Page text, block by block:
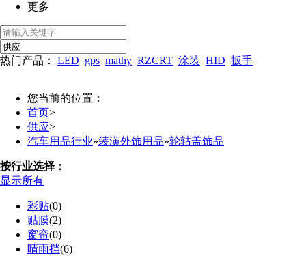
更多
热门产品： LED gps mathy RZCRT 涂装 HID 扳手
您当前的位置：
首页>
供应>
汽车用品行业»装潢外饰用品»轮轱盖饰品
按行业选择：
显示所有
彩贴(0)
贴膜(2)
窗帘(0)
晴雨挡(6)